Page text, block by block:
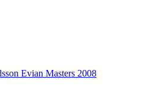
Evian Masters 2008